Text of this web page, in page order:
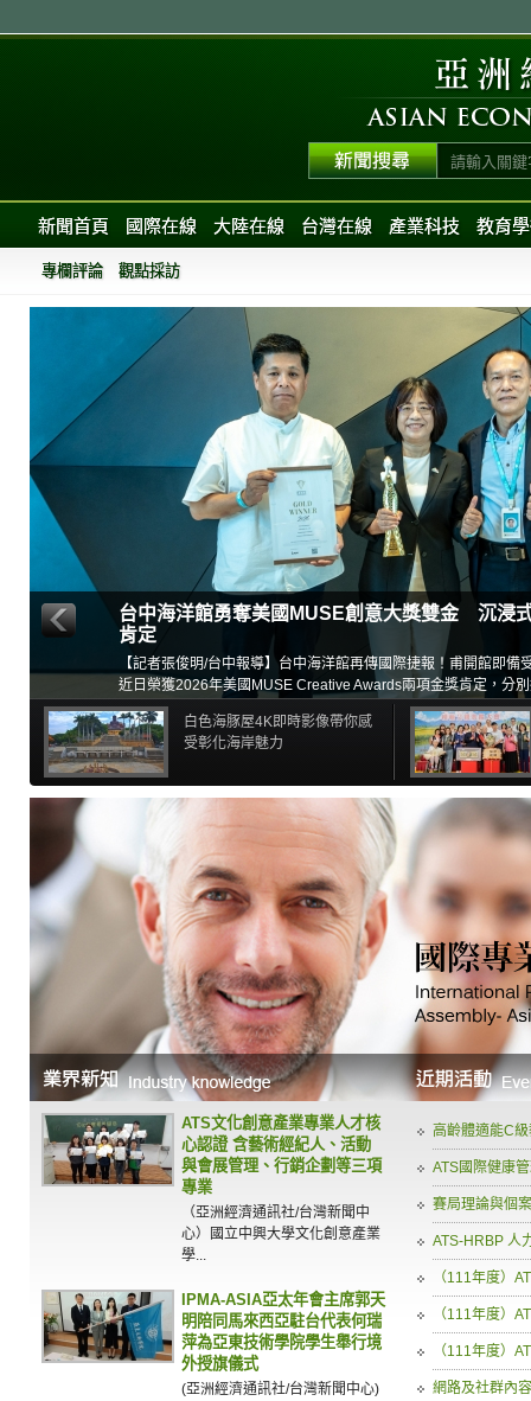
新聞首頁 國際在線 大陸在線 台灣在線 產業科技 教育
專欄評論 觀點採訪
台中海洋館勇奪美國MUSE創意大獎雙金 沉浸
肯定
【記者張俊明/台中報導】台中海洋館再傳國際捷報！甫開館即備
近日榮獲2026年美國MUSE Creative Awards兩項金獎肯定，分
（Exhibition Experience）」及「沉浸式品牌體驗（Immersive
金獎殊榮，展現台灣在展示設計、空間敘事與數位沉浸式體驗領
白色海豚屋4K即時影像帶你感
受彰化海岸魅力
ATS文化創意產業專業人才核
心認證 含藝術經紀人、活動
與會展管理、行銷企劃等三項
專業
（亞洲經濟通訊社/台灣新聞中
心）國立中興大學文化創意產業
學...
IPMA-ASIA亞太年會主席郭天
明陪同馬來西亞駐台代表何瑞
萍為亞東技術學院學生舉行境
外授旗儀式
(亞洲經濟通訊社/台灣新聞中心)
高齡體適能C
ATS國際健康
賽局理論與個
ATS-HRBP 人
（111年度）
（111年度）
（111年度）
網路及社群內